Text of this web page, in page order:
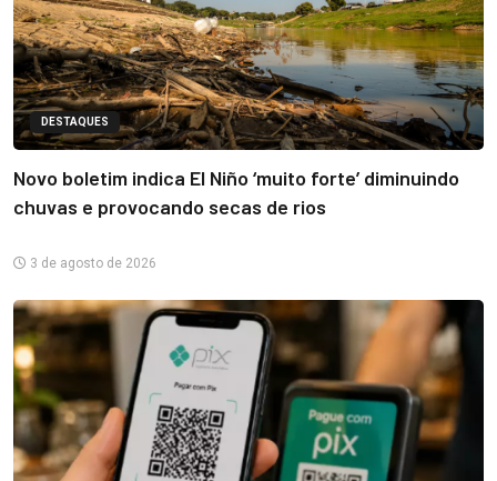
DESTAQUES
Novo boletim indica El Niño ‘muito forte’ diminuindo
chuvas e provocando secas de rios
3 de agosto de 2026